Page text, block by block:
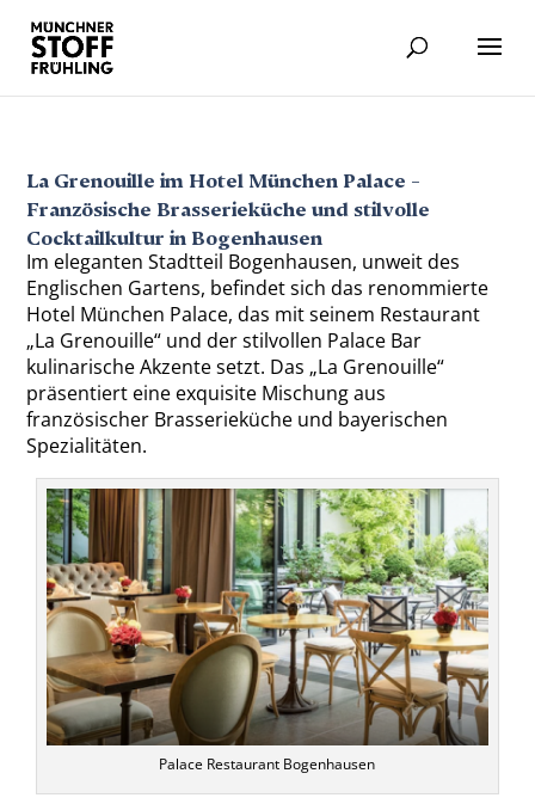
La Grenouille im Hotel München Palace –
Französische Brasserieküche und stilvolle
Cocktailkultur in Bogenhausen
Im eleganten Stadtteil Bogenhausen, unweit des
Englischen Gartens, befindet sich das renommierte
Hotel München Palace, das mit seinem Restaurant
„La Grenouille“ und der stilvollen Palace Bar
kulinarische Akzente setzt. Das „La Grenouille“
präsentiert eine exquisite Mischung aus
französischer Brasserieküche und bayerischen
Spezialitäten.
Palace Restaurant Bogenhausen